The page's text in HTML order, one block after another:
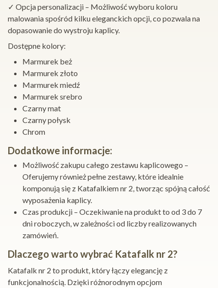
✓ Opcja personalizacji – Możliwość wyboru koloru
malowania spośród kilku eleganckich opcji, co pozwala na
dopasowanie do wystroju kaplicy.
Dostępne kolory:
Marmurek beż
Marmurek złoto
Marmurek miedź
Marmurek srebro
Czarny mat
Czarny połysk
Chrom
Dodatkowe informacje:
Możliwość zakupu całego zestawu kaplicowego –
Oferujemy również pełne zestawy, które idealnie
komponują się z Katafalkiem nr 2, tworząc spójną całość
wyposażenia kaplicy.
Czas produkcji – Oczekiwanie na produkt to od 3 do 7
dni roboczych, w zależności od liczby realizowanych
zamówień.
Dlaczego warto wybrać Katafalk nr 2?
Katafalk nr 2 to produkt, który łączy elegancję z
funkcjonalnością. Dzięki różnorodnym opcjom